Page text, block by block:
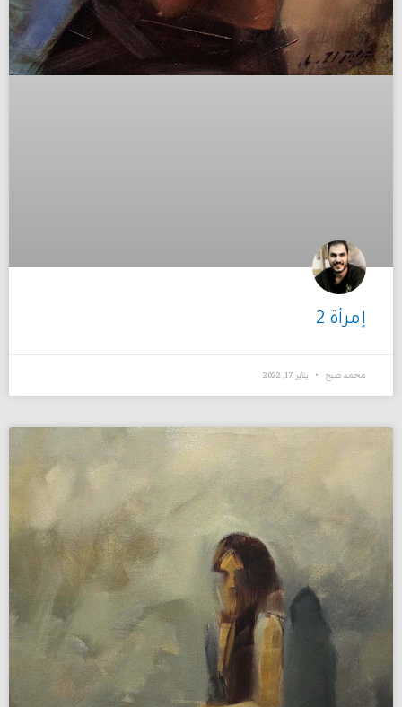
إمرأة 2
محمد صبح يناير 17, 2022